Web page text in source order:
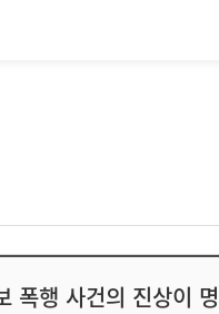
폭행 사건의 진상이